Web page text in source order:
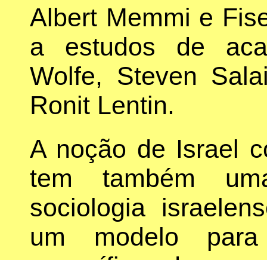
Albert Memmi e
a estudos de
Wolfe, Steven
Ronit Lentin.
A noção de Israel
tem também
sociologia
um modelo